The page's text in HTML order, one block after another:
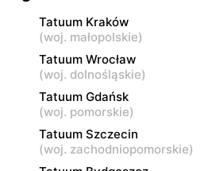
5
Tatuum
Płock, ul. Wyszogrodzka
127
Tatuum
Ostrołęka, ul. Gen. Augusta
Emila Fieldorfa Nila 28
Tatuum Kraków
(woj. małopolskie)
Tatuum Wrocław
(woj. dolnośląskie)
Tatuum Gdańsk
(woj. pomorskie)
Tatuum Szczecin
(woj. zachodniopomorskie)